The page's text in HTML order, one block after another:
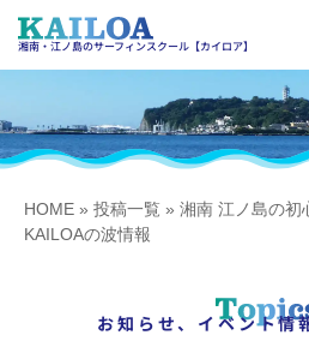
湘南・江ノ島のサーフィンスクール【カイロア】
HOME » 投稿一覧 » 湘南 江ノ島の初
KAILOAの波情報
お知らせ、イベント情